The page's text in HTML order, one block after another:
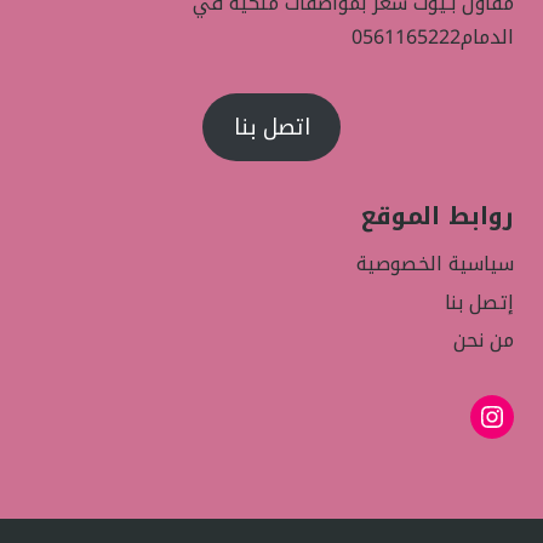
الدمام0561165222
اتصل بنا
روابط الموقع
سياسية الخصوصية
إتصل بنا
من نحن
إنستجرام